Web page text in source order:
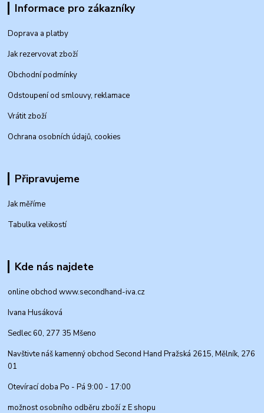
Informace pro zákazníky
Doprava a platby
Jak rezervovat zboží
Obchodní podmínky
Odstoupení od smlouvy, reklamace
Vrátit zboží
Ochrana osobních údajů, cookies
Připravujeme
Jak měříme
Tabulka velikostí
Kde nás najdete
online obchod www.secondhand-iva.cz
Ivana Husáková
Sedlec 60, 277 35 Mšeno
Navštivte náš kamenný obchod Second Hand Pražská 2615, Mělník, 276
01
Otevírací doba Po - Pá 9:00 - 17:00
možnost osobního odběru zboží z E shopu